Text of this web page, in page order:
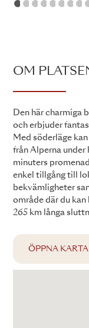
1 2 3 4
OM
Den här charmiga
och erbjuder
Med söderläge
från Alperna under
minuters
enkel tillgång till
bekvämligheter
område där du kan
265 km långa
ÖPPNA KARTA